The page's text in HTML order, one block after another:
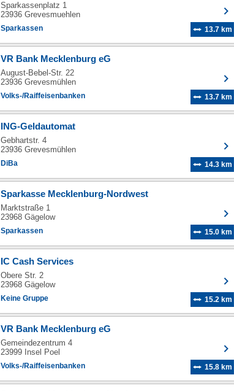
Sparkassenplatz 1
23936 Grevesmuehlen
Sparkassen 13.7 km
VR Bank Mecklenburg eG
August-Bebel-Str. 22
23936 Grevesmühlen
Volks-/Raiffeisenbanken 13.7 km
ING-Geldautomat
Gebhartstr. 4
23936 Grevesmühlen
DiBa 14.3 km
Sparkasse Mecklenburg-Nordwest
Marktstraße 1
23968 Gägelow
Sparkassen 15.0 km
IC Cash Services
Obere Str. 2
23968 Gägelow
Keine Gruppe 15.2 km
VR Bank Mecklenburg eG
Gemeindezentrum 4
23999 Insel Poel
Volks-/Raiffeisenbanken 15.8 km